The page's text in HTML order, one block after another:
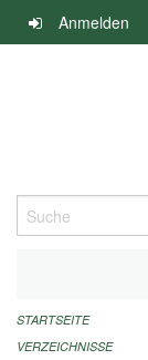
Navigation
überspringen
Anmelden
Suche
ALLGEMEINE
STARTSEITE
VERZEICHNISSE